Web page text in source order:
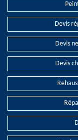
Devis
Devis
Devis